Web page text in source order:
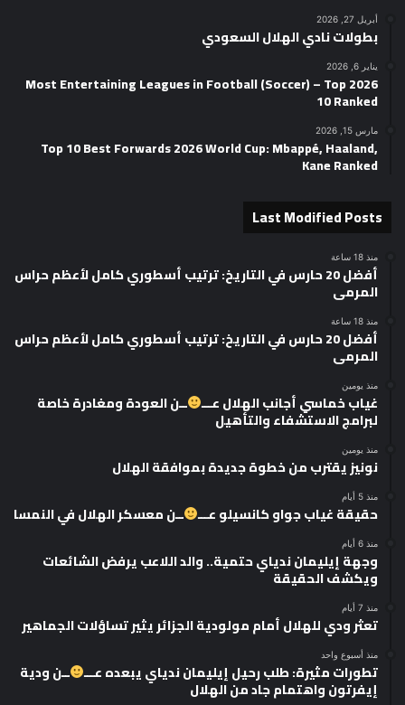
أبريل 27, 2026
بطولات نادي الهلال السعودي
يناير 6, 2026
2026 Most Entertaining Leagues in Football (Soccer) – Top
10 Ranked
مارس 15, 2026
Top 10 Best Forwards 2026 World Cup: Mbappé, Haaland,
Kane Ranked
Last Modified Posts
منذ 18 ساعة
أفضل 20 حارس في التاريخ: ترتيب أسطوري كامل لأعظم حراس
المرمى
منذ 18 ساعة
أفضل 20 حارس في التاريخ: ترتيب أسطوري كامل لأعظم حراس
المرمى
منذ يومين
غياب خماسي أجانب الهلال عـــ ــن العودة ومغادرة خاصة
لبرامج الاستشفاء والتأهيل
منذ يومين
نونيز يقترب من خطوة جديدة بموافقة الهلال
منذ 5 أيام
حقيقة غياب جواو كانسيلو عـــ ــن معسكر الهلال في النمسا
منذ 6 أيام
وجهة إيليمان ندياي حتمية.. والد اللاعب يرفض الشائعات
ويكشف الحقيقة
منذ 7 أيام
تعثر ودي للهلال أمام مولودية الجزائر يثير تساؤلات الجماهير
منذ أسبوع واحد
تطورات مثيرة: طلب رحيل إيليمان ندياي يبعده عـــ ــن ودية
إيفرتون واهتمام جاد من الهلال